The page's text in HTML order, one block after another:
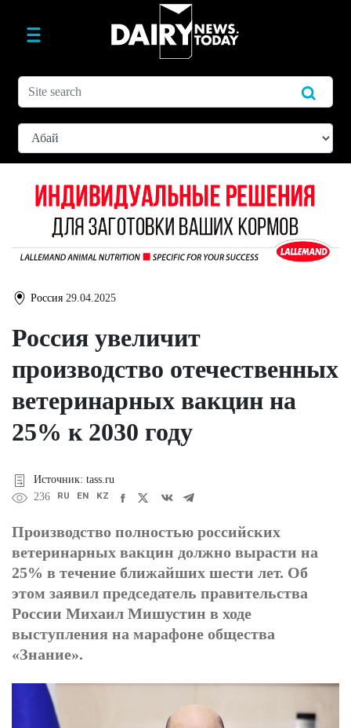
Россия 29.04.2025
Россия увеличит
производство отечественных
ветеринарных вакцин на
25% к 2030 году
Источник: tass.ru
236
RU EN KZ
Производство полностью российских
ветеринарных вакцин должно вырасти на
25% в течение ближайших шести лет. Об
этом заявил председатель правительства
России Михаил Мишустин в ходе
выступления на марафоне общества
«Знание».